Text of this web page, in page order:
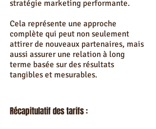
stratégie marketing performante.
Cela représente une approche
complète qui peut non seulement
attirer de nouveaux partenaires, mais
aussi assurer une relation à long
terme basée sur des résultats
tangibles et mesurables.
Récapitulatif des tarifs :